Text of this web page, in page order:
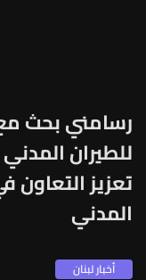
رسامني بحث
للطيران
تعزيز التعاون
المدني
أخبار لبنان